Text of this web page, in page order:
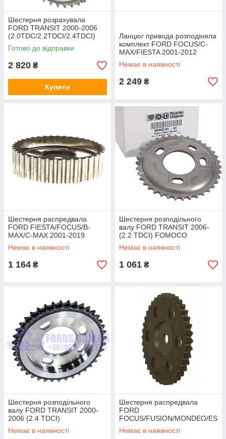
Шестерня розрахувала
FORD TRANSIT 2000-2006
(2.0TDC/2.2TDCI/2.4TDCI)
ORIGINAL
Готово до відправки
2 820 ₴
Купити
Ланцюг привода розподіняла
комплект FORD FOCUS/C-
MAX/FIESTA 2001-2012
(1.6TDCI) INA
Немає в наявності
2 249 ₴
Шестерня распредвала
FORD FIESTA/FOCUS/B-
MAX/C-MAX 2001-2019
ORIGINAL
Немає в наявності
1 164 ₴
Шестерня розподільного
валу FORD TRANSIT 2006-
(2.2 TDCI) FOMOCO
Немає в наявності
1 061 ₴
Шестерня розподільного
валу FORD TRANSIT 2000-
2006 (2.4 TDCI)
(1102615/C1Q6B292AA/HMPY
C1Q6B292AA) HMPX
Немає в наявності
Шестерня распредвала
FORD
FOCUS/FUSION/MONDEO/ES
CAPE/KUGA (1.8/2.0/2.3/2.5)
(1119858/1S7Z6256AA/BSG30
Немає в наявності